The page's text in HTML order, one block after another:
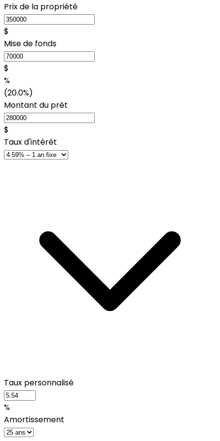
Prix de la propriété
$
Mise de fonds
$
%
(20.0%)
Montant du prêt
$
Taux d'intérêt
Taux personnalisé
%
Amortissement